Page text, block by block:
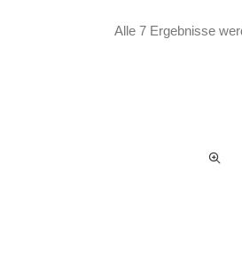
Alle 7 Ergebnisse